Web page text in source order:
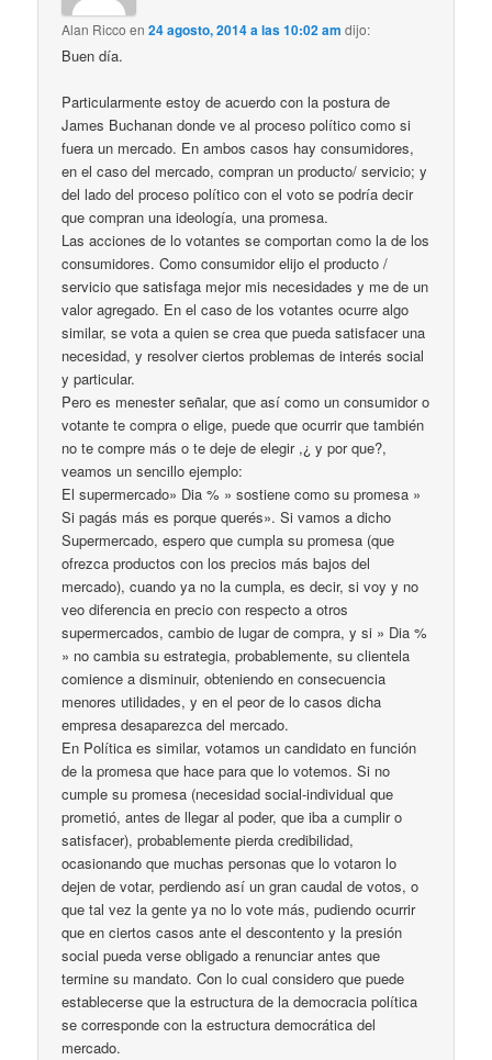
Alan Ricco en24 agosto, 2014 a las 10:02 am dijo:
Buen día.
Particularmente estoy de acuerdo con la postura de
James Buchanan donde ve al proceso político como si
fuera un mercado. En ambos casos hay consumidores,
en el caso del mercado, compran un producto/ servicio; y
del lado del proceso político con el voto se podría decir
que compran una ideología, una promesa.
Las acciones de lo votantes se comportan como la de los
consumidores. Como consumidor elijo el producto /
servicio que satisfaga mejor mis necesidades y me de un
valor agregado. En el caso de los votantes ocurre algo
similar, se vota a quien se crea que pueda satisfacer una
necesidad, y resolver ciertos problemas de interés social
y particular.
Pero es menester señalar, que así como un consumidor o
votante te compra o elige, puede que ocurrir que también
no te compre más o te deje de elegir ,¿ y por que?,
veamos un sencillo ejemplo:
El supermercado» Dia % » sostiene como su promesa »
Si pagás más es porque querés». Si vamos a dicho
Supermercado, espero que cumpla su promesa (que
ofrezca productos con los precios más bajos del
mercado), cuando ya no la cumpla, es decir, si voy y no
veo diferencia en precio con respecto a otros
supermercados, cambio de lugar de compra, y si » Dia %
» no cambia su estrategia, probablemente, su clientela
comience a disminuir, obteniendo en consecuencia
menores utilidades, y en el peor de lo casos dicha
empresa desaparezca del mercado.
En Política es similar, votamos un candidato en función
de la promesa que hace para que lo votemos. Si no
cumple su promesa (necesidad social-individual que
prometió, antes de llegar al poder, que iba a cumplir o
satisfacer), probablemente pierda credibilidad,
ocasionando que muchas personas que lo votaron lo
dejen de votar, perdiendo así un gran caudal de votos, o
que tal vez la gente ya no lo vote más, pudiendo ocurrir
que en ciertos casos ante el descontento y la presión
social pueda verse obligado a renunciar antes que
termine su mandato. Con lo cual considero que puede
establecerse que la estructura de la democracia política
se corresponde con la estructura democrática del
mercado.